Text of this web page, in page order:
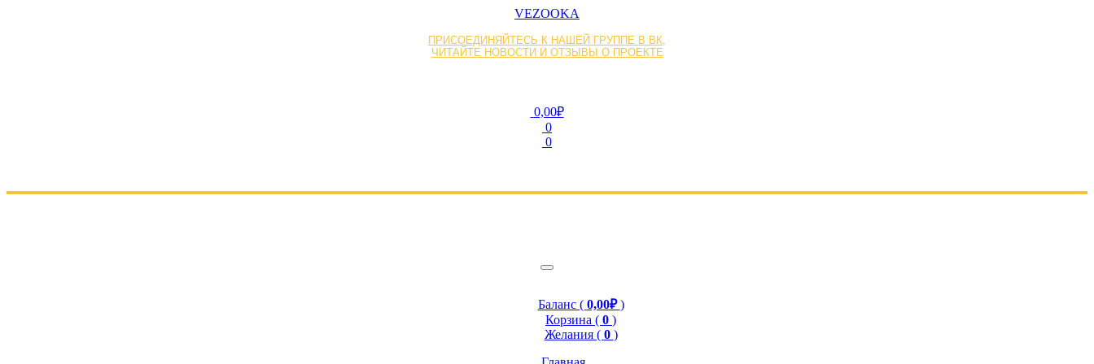
VEZOOKA
ПРИСОЕДИНЯЙТЕСЬ К НАШЕЙ ГРУППЕ В ВК,
ЧИТАЙТЕ НОВОСТИ И ОТЗЫВЫ О ПРОЕКТЕ
0,00₽
0
0
Баланс ( 0,00₽)
Корзина ( 0 )
Желания ( 0 )